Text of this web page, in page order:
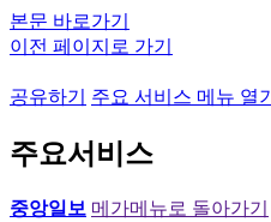
본문 바로가기
이전 페이지로 가기
공유하기 주요 서비스 메뉴 열기
주요서비스
중앙일보 메가메뉴로 돌아가기